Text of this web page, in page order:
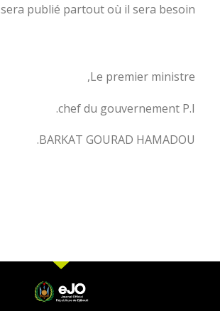
sera publié partout où il sera besoin.
Le premier ministre,
chef du gouvernement P.I.
BARKAT GOURAD HAMADOU.